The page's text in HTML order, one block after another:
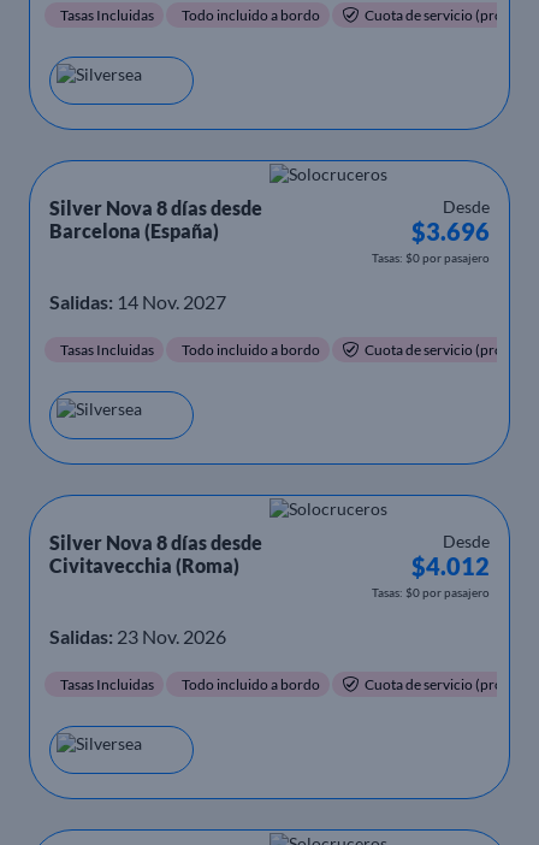
Tasas Incluidas Todo incluido a bordo Cuota de servicio
Silver Nova 8 días desde
Barcelona (España)
Desde
$3.696
Tasas: $0 por pasajero
Salidas: 14 Nov. 2027
Tasas Incluidas Todo incluido a bordo Cuota de servicio
Silver Nova 8 días desde
Civitavecchia (Roma)
Desde
$4.012
Tasas: $0 por pasajero
Salidas: 23 Nov. 2026
Tasas Incluidas Todo incluido a bordo Cuota de servicio